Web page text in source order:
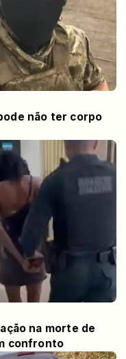
não ter corpo
na morte de
confronto